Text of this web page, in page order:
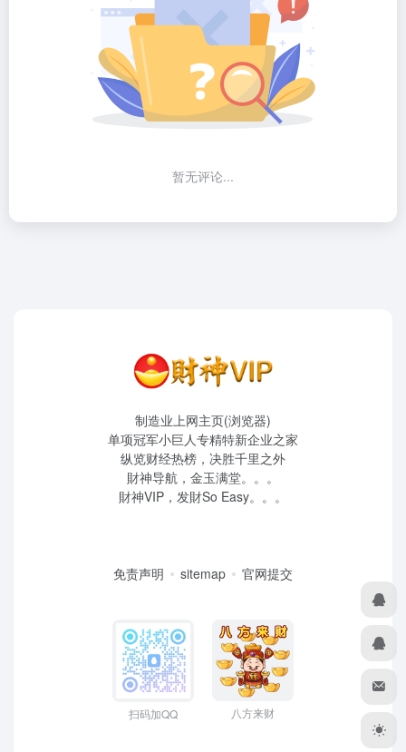
暂无评论...
制造业上网主页(浏览器)
单项冠军小巨人专精特新企业之家
纵览财经热榜，决胜千里之外
財神导航，金玉满堂。。。
財神VIP，发財So Easy。。。
免责声明 sitemap 官网提交
扫码加QQ 八方来财